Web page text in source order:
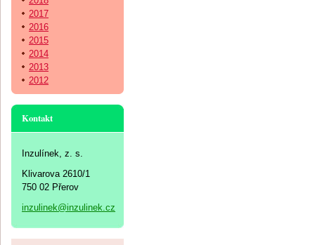
2017
2016
2015
2014
2013
2012
Kontakt
Inzulínek, z. s.
Klivarova 2610/1
750 02 Přerov
inzulinek@inzulinek.cz